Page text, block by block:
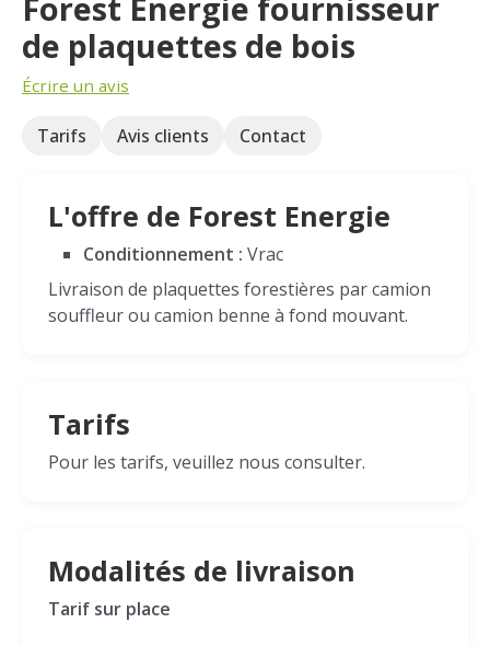
de plaquettes de bois
Écrire un avis
Tarifs Avis clients Contact
L'offre de Forest Energie
Conditionnement : Vrac
Livraison de plaquettes forestières par camion
souffleur ou camion benne à fond mouvant.
Tarifs
Pour les tarifs, veuillez nous consulter.
Modalités de livraison
Tarif sur place